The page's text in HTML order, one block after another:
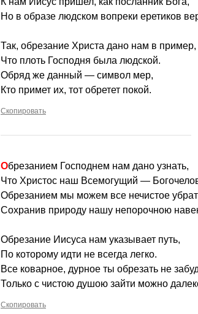
Но в образе людском вопреки еретиков
Так, обрезание Христа дано нам в пример,
Что плоть Господня была людской.
Обряд же данный — символ мер,
Кто примет их, тот обретет покой.
Скопировать
Обрезанием Господнем нам дано узнать,
Что Христос наш Всемогущий —
Обрезанием мы можем все нечистое
Сохранив природу нашу непорочною
Обрезание Иисуса нам указывает путь,
По которому идти не всегда легко.
Все коварное, дурное ты обрезать не
Только с чистою душою зайти можно
Скопировать